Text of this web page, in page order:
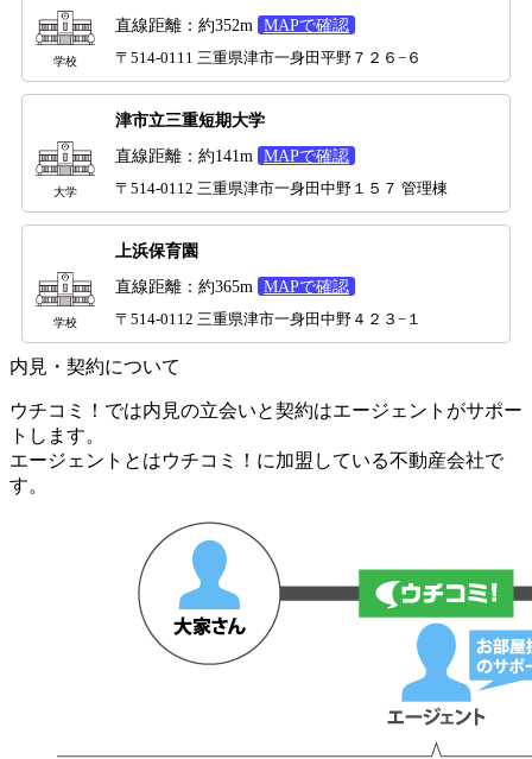
学校
直線距離：約352m
MAPで確認
〒514-0111 三重県津市一身田平野７２６−６
大学
津市立三重短期大学
直線距離：約141m
MAPで確認
〒514-0112 三重県津市一身田中野１５７ 管理棟
学校
上浜保育園
直線距離：約365m
MAPで確認
〒514-0112 三重県津市一身田中野４２３−１
内見・契約について
ウチコミ！では内見の立会いと契約はエージェントがサポー
トします。
エージェントとはウチコミ！に加盟している不動産会社で
す。